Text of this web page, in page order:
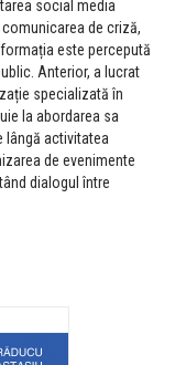
social media
de criză,
este percepută
Anterior, a lucrat
specializată în
la abordarea sa
lângă activitatea
de evenimente
dialogul între